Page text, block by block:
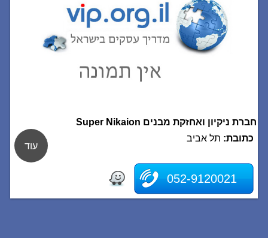
חברת ניקיון ואחזקת מבנים Super Nikaion
כתובת: תל אביב
052-9120021
עוד